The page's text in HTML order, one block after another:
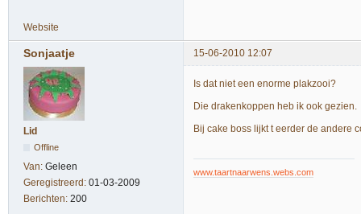
Website
Sonjaatje 15-06-2010 12:07
Lid
Offline
Van: Geleen
Geregistreerd: 01-03-2009
Berichten: 200
Is dat niet een enorme plakzooi?
Die drakenkoppen heb ik ook gezien.
Bij cake boss lijkt t eerder de andere
www.taartnaarwens.webs.com